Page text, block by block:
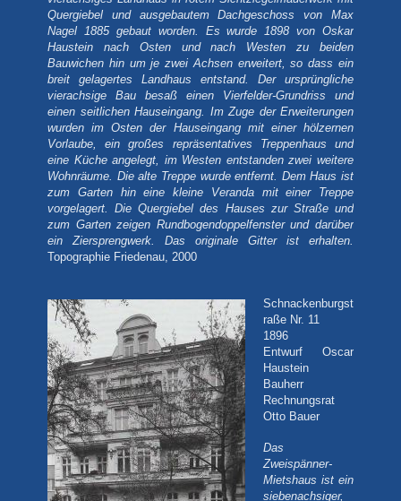
Quergiebel und ausgebautem Dachgeschoss von Max
Nagel 1885 gebaut worden. Es wurde 1898 von Oskar
Haustein nach Osten und nach Westen zu beiden
Bauwichen hin um je zwei Achsen erweitert, so dass ein
breit gelagertes Landhaus entstand. Der ursprüngliche
vierachsige Bau besaß einen Vierfelder-Grundriss und
einen seitlichen Hauseingang. Im Zuge der Erweiterungen
wurden im Osten der Hauseingang mit einer hölzernen
Vorlaube, ein großes repräsentatives Treppenhaus und
eine Küche angelegt, im Westen entstanden zwei weitere
Wohnräume. Die alte Treppe wurde entfernt. Dem Haus ist
zum Garten hin eine kleine Veranda mit einer Treppe
vorgelagert. Die Quergiebel des Hauses zur Straße und
zum Garten zeigen Rundbogendoppelfenster und darüber
ein Ziersprengwerk. Das originale Gitter ist erhalten.
Topographie Friedenau, 2000
Schnackenburgst
raße Nr. 11
1896
Entwurf Oscar
Haustein
Bauherr
Rechnungsrat
Otto Bauer
Das
Zweispänner-
Mietshaus ist ein
siebenachsiger,